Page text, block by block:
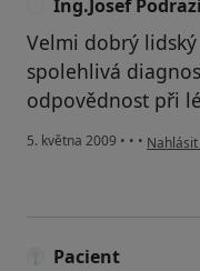
Ing.Josef Podrazil
Velmi dobrý
spolehlivá
odpovědnost při
5. května 2009 • • • podle
Pacient